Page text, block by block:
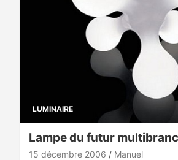
LUMINAIRE
Lampe du futur
15 décembre 2006 Manuel